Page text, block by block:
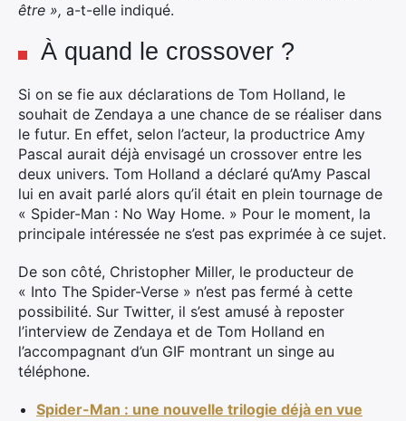
être », a-t-elle indiqué.
À quand le crossover ?
Si on se fie aux déclarations de Tom Holland, le
souhait de Zendaya a une chance de se réaliser dans
le futur. En effet, selon l’acteur, la productrice Amy
Pascal aurait déjà envisagé un crossover entre les
deux univers. Tom Holland a déclaré qu’Amy Pascal
lui en avait parlé alors qu’il était en plein tournage de
« Spider-Man : No Way Home. » Pour le moment, la
principale intéressée ne s’est pas exprimée à ce sujet.
De son côté, Christopher Miller, le producteur de
« Into The Spider-Verse » n’est pas fermé à cette
possibilité. Sur Twitter, il s’est amusé à reposter
l’interview de Zendaya et de Tom Holland en
l’accompagnant d’un GIF montrant un singe au
téléphone.
Spider-Man : une nouvelle trilogie déjà en vue
Rechercher